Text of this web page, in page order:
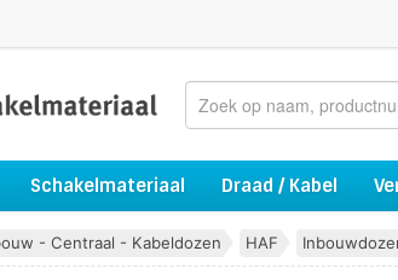
Schakelmateriaal Draad / Kabel
- Centraal - Kabeldozen HAF